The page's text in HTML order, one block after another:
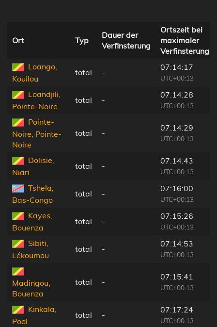
Ort Typ
Dauer der
Verfinsterung
Ortszeit bei
maximaler
Verfinsterung
Loango,
Kouilou
total -
07:14:17
UTC+00:13
Loandjili,
Pointe-Noire
total -
07:14:28
UTC+00:13
Pointe-
Noire, Pointe-
Noire
total -
07:14:29
UTC+00:13
Dolisie,
Niari
total -
07:14:43
UTC+00:13
Tshela,
Bas-Congo
total -
07:16:00
UTC+00:13
Kayes,
Bouenza
total -
07:15:26
UTC+00:13
Sibiti,
Lékoumou
total -
07:14:53
UTC+00:13
Madingou,
Bouenza
total -
07:15:41
UTC+00:13
Kinkala,
Pool
total -
07:17:24
UTC+00:13